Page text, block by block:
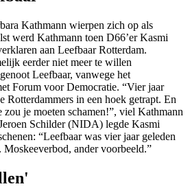
Kathmann wierpen zich op als
werd Kathmann toen D66’er Kasmi
aan Leefbaar Rotterdam.
eerder niet meer te willen
Leefbaar, vanwege het
Forum voor Democratie. “Vier jaar
Rotterdammers in een hoek getrapt. En
zou je moeten schamen!”, viel Kathmann
Schilder (NIDA) legde Kasmi
“Leefbaar was vier jaar geleden
Moskeeverbod, ander voorbeeld.”